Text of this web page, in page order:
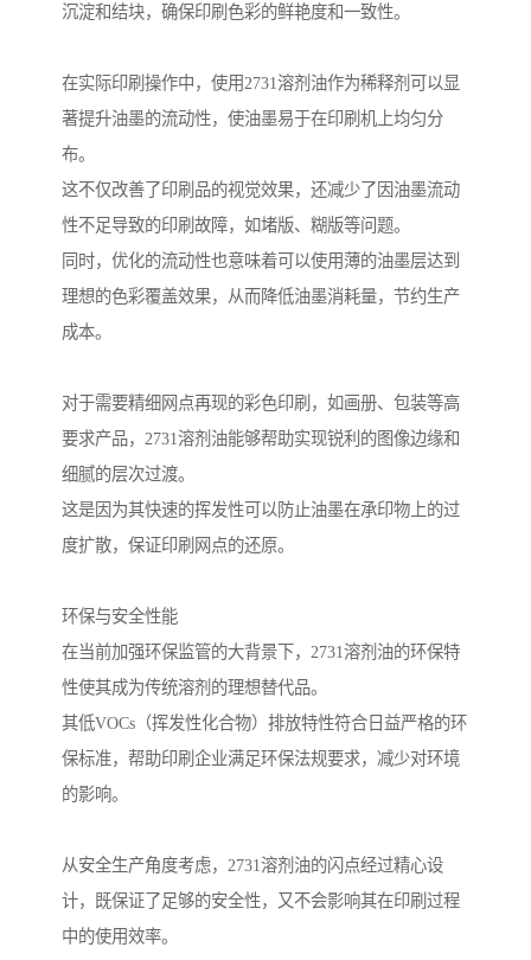
沉淀和结块，确保印刷色彩的鲜艳度和一致性。
在实际印刷操作中，使用2731溶剂油作为稀释剂可以显
著提升油墨的流动性，使油墨易于在印刷机上均匀分
布。
这不仅改善了印刷品的视觉效果，还减少了因油墨流动
性不足导致的印刷故障，如堵版、糊版等问题。
同时，优化的流动性也意味着可以使用薄的油墨层达到
理想的色彩覆盖效果，从而降低油墨消耗量，节约生产
成本。
对于需要精细网点再现的彩色印刷，如画册、包装等高
要求产品，2731溶剂油能够帮助实现锐利的图像边缘和
细腻的层次过渡。
这是因为其快速的挥发性可以防止油墨在承印物上的过
度扩散，保证印刷网点的还原。
环保与安全性能
在当前加强环保监管的大背景下，2731溶剂油的环保特
性使其成为传统溶剂的理想替代品。
其低VOCs（挥发性化合物）排放特性符合日益严格的环
保标准，帮助印刷企业满足环保法规要求，减少对环境
的影响。
从安全生产角度考虑，2731溶剂油的闪点经过精心设
计，既保证了足够的安全性，又不会影响其在印刷过程
中的使用效率。